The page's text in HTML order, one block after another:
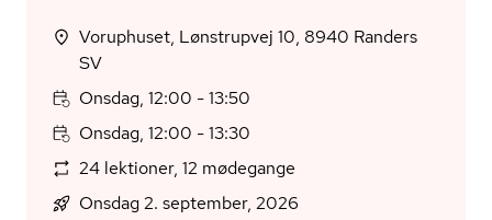
Voruphuset, Lønstrupvej 10, 8940 Randers
SV
Onsdag, 12:00 - 13:50
Onsdag, 12:00 - 13:30
24 lektioner, 12 mødegange
Onsdag 2. september, 2026